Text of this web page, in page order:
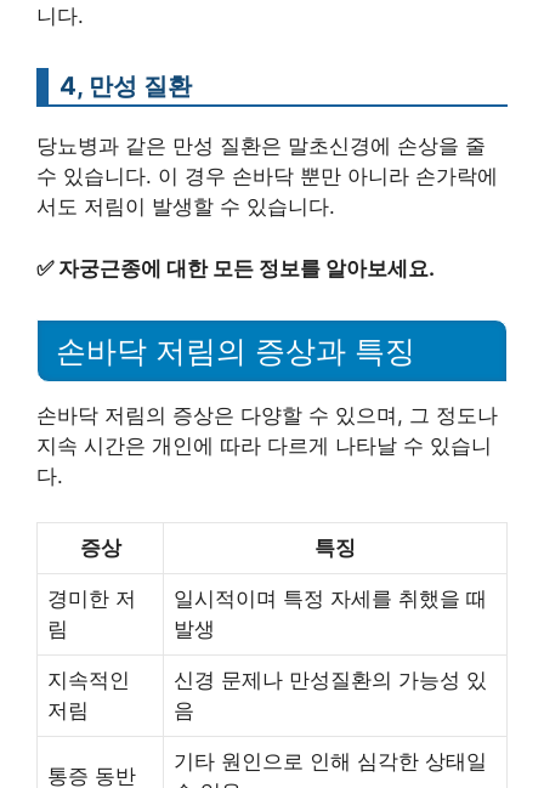
니다.
4, 만성 질환
당뇨병과 같은 만성 질환은 말초신경에 손상을 줄
수 있습니다. 이 경우 손바닥 뿐만 아니라 손가락에
서도 저림이 발생할 수 있습니다.
✅ 자궁근종에 대한 모든 정보를 알아보세요.
손바닥 저림의 증상과 특징
손바닥 저림의 증상은 다양할 수 있으며, 그 정도나
지속 시간은 개인에 따라 다르게 나타날 수 있습니
다.
증상 특징
경미한 저
림
일시적이며 특정 자세를 취했을 때
발생
지속적인
저림
신경 문제나 만성질환의 가능성 있
음
통증 동반
기타 원인으로 인해 심각한 상태일